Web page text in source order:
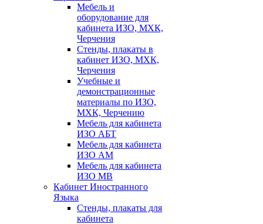
Мебель и
оборудование для
кабинета ИЗО, МХК,
Черчения
Стенды, плакаты в
кабинет ИЗО, МХК,
Черчения
Учебные и
демонстрационные
материалы по ИЗО,
МХК, Черчению
Мебель для кабинета
ИЗО АБТ
Мебель для кабинета
ИЗО АМ
Мебель для кабинета
ИЗО МВ
Кабинет Иностранного
Языка
Стенды, плакаты для
кабинета